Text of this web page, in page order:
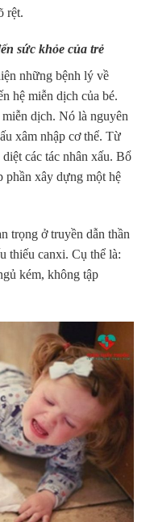
rệt.
sức khỏe của trẻ
những bệnh lý về
hệ miễn dịch của bé.
dịch. Nó là nguyên
xâm nhập cơ thể. Từ
các tác nhân xấu. Bổ
phần xây dựng một hệ
trọng ở truyền dẫn thần
thiếu canxi. Cụ thể là:
kém, không tập